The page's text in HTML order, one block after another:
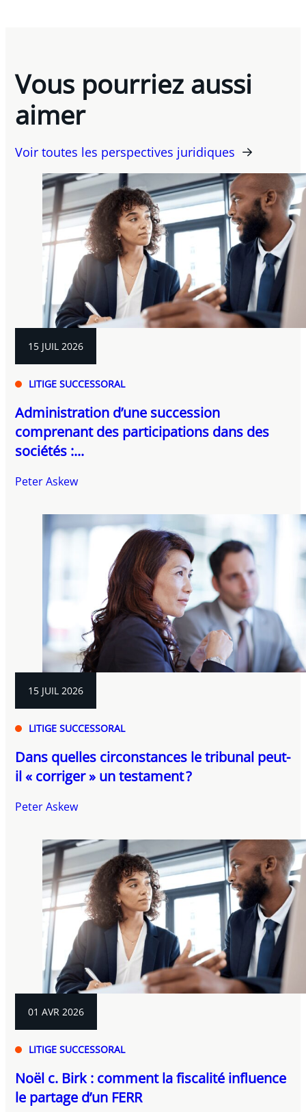
Vous pourriez aussi
aimer
Voir toutes les perspectives juridiques
15 JUIL 2026
LITIGE SUCCESSORAL
Administration d’une succession
comprenant des participations dans des
sociétés :...
Peter Askew
15 JUIL 2026
LITIGE SUCCESSORAL
Dans quelles circonstances le tribunal peut-
il « corriger » un testament ?
Peter Askew
01 AVR 2026
LITIGE SUCCESSORAL
Noël c. Birk : comment la fiscalité influence
le partage d’un FERR